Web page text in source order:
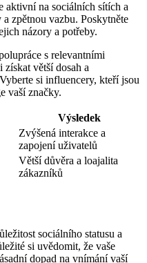
aktivní na sociálních sítích a
zpětnou vazbu. Poskytněte
názory a potřeby.
s relevantními
větší dosah a
si influencery, kteří jsou
vaší značky.
Výsledek
Zvýšená interakce a
zapojení uživatelů
Větší důvěra a loajalita
zákazníků
sociálního statusu a
si uvědomit, že vaše
dopad na vnímání vaší